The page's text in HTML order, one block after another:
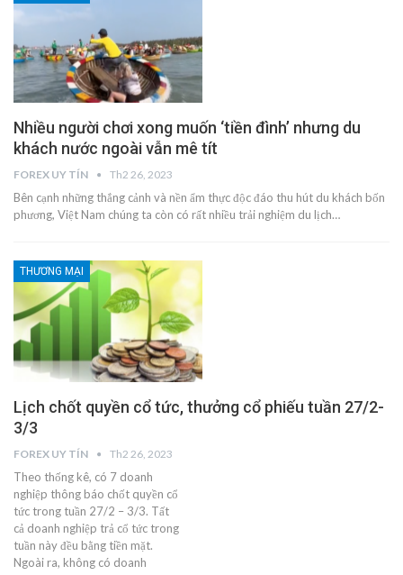
Nhiều người chơi xong muốn ‘tiền đình’ nhưng du
khách nước ngoài vẫn mê tít
FOREX UY TÍN Th2 26, 2023
Bên cạnh những thắng cảnh và nền ẩm thực độc đáo thu hút du khách bốn
phương, Việt Nam chúng ta còn có rất nhiều trải nghiệm du lịch…
THƯƠNG MẠI
Lịch chốt quyền cổ tức, thưởng cổ phiếu tuần 27/2-
3/3
FOREX UY TÍN Th2 26, 2023
Theo thống kê, có 7 doanh
nghiệp thông báo chốt quyền cổ
tức trong tuần 27/2 – 3/3. Tất
cả doanh nghiệp trả cổ tức trong
tuần này đều bằng tiền mặt.
Ngoài ra, không có doanh